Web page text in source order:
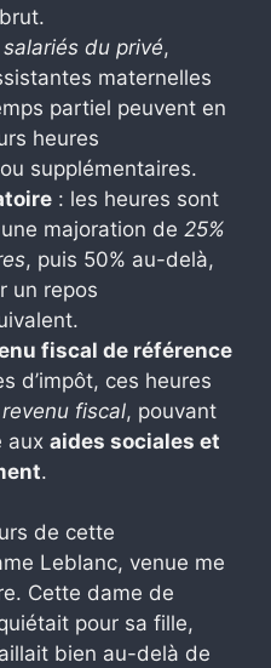
salariés du privé,
maternelles
partiel peuvent en
heures
supplémentaires.
: les heures sont
majoration de 25%
, puis 50% au-delà,
un repos
fiscal de référence
d’impôt, ces heures
fiscal, pouvant
aux aides sociales et
.
de cette
Leblanc, venue me
Cette dame de
pour sa fille,
bien au-delà de